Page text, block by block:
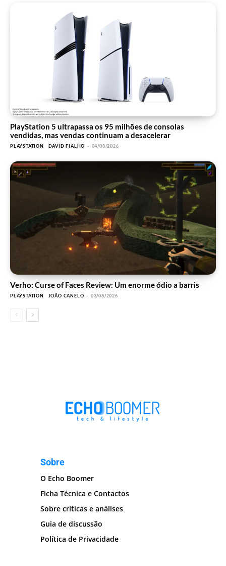
PlayStation 5 ultrapassa os 95 milhões de consolas
vendidas, mas vendas continuam a desacelerar
PLAYSTATION DAVID FIALHO - 04/08/2026
Verho: Curse of Faces Review: Um enorme ódio a barris
PLAYSTATION JOÃO CANELO - 03/08/2026
Sobre
O Echo Boomer
Ficha Técnica e Contactos
Sobre críticas e análises
Guia de discussão
Política de Privacidade